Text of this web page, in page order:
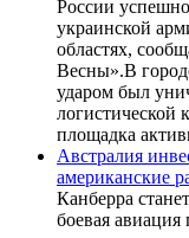
России
украинской
областях,
Весны».В
ударом был
логистической
площадка
Австралия
американские
Канберра
боевая